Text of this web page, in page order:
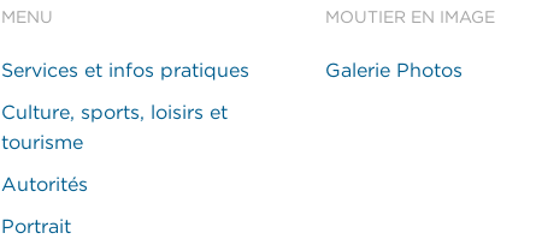
MENU
Services et infos pratiques
Culture, sports, loisirs et
tourisme
Autorités
Portrait
MOUTIER EN IMAGE
Galerie Photos